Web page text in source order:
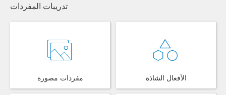
تدريبات المفردات
مفردات مصورة الأفعال الشاذة